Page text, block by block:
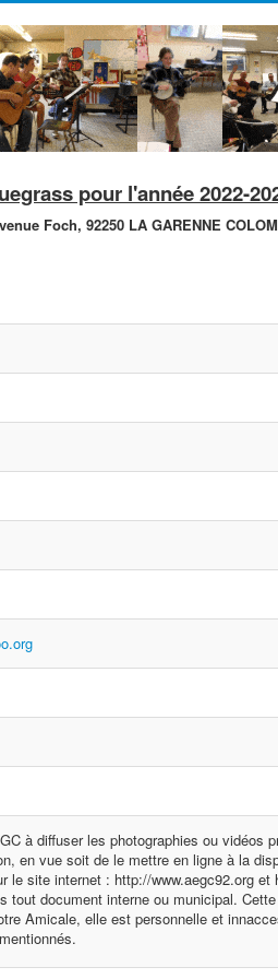
pour l'année 2022-
Foch, 92250 LA GARENNE
à diffuser les photographies ou vidéos
en vue soit de le mettre en ligne à la
le site internet : http://www.aegc92.org et
tout document interne ou municipal.
Amicale, elle est personnelle et